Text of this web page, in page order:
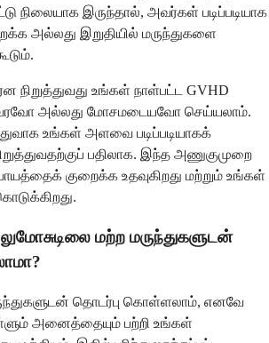
நிலையாக இருந்தால், அவர்கள் படிப்படியாக
அல்லது இறுதியில் மருந்துகளை
நிறுத்துவது உங்கள் நாள்பட்ட GVHD
வரவோ அல்லது மோசமடையவோ செய்யலாம்.
உங்கள் அளவை படிப்படியாகக்
பதிலாக. இந்த அணுகுமுறை
குறைக்க உதவுகிறது மற்றும் உங்கள்
மற்ற மருந்துகளுடன்
தொடர்பு கொள்ளலாம், எனவே
அனைத்தையும் பற்றி உங்கள்